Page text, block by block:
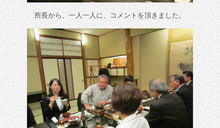
所長から、一人一人に、コメントを頂きました。